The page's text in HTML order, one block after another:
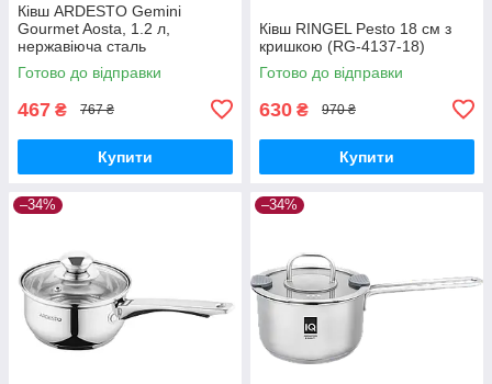
Ківш ARDESTO Gemini
Gourmet Aosta, 1.2 л,
нержавіюча сталь
(AR1912BS)
Готово до відправки
467 ₴ 767 ₴
Купити
Ківш RINGEL Pesto 18 см з
кришкою (RG-4137-18)
Готово до відправки
630 ₴ 970 ₴
Купити
–34% –34%